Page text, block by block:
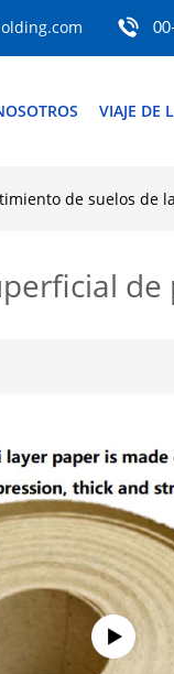
VIAJE DE
de suelos de